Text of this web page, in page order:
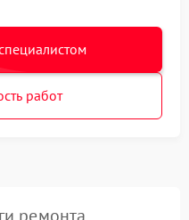
работ
ремонта